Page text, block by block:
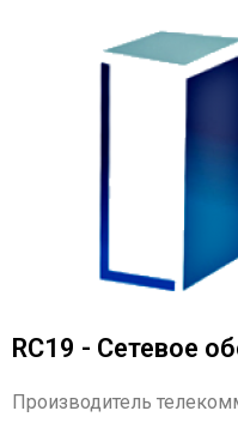
RC19 - Сетевое
Производитель